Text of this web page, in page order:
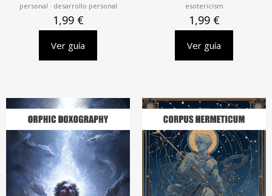
personal · desarrollo personal
1,99 €
Ver guía
esotericism
1,99 €
Ver guía